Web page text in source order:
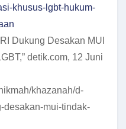
khusus-lgbt-hukum-
Dukung Desakan MUI
detik.com, 12 Juni
khazanah/d-
desakan-mui-tindak-